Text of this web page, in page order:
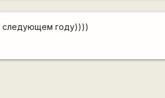
следующем году))))